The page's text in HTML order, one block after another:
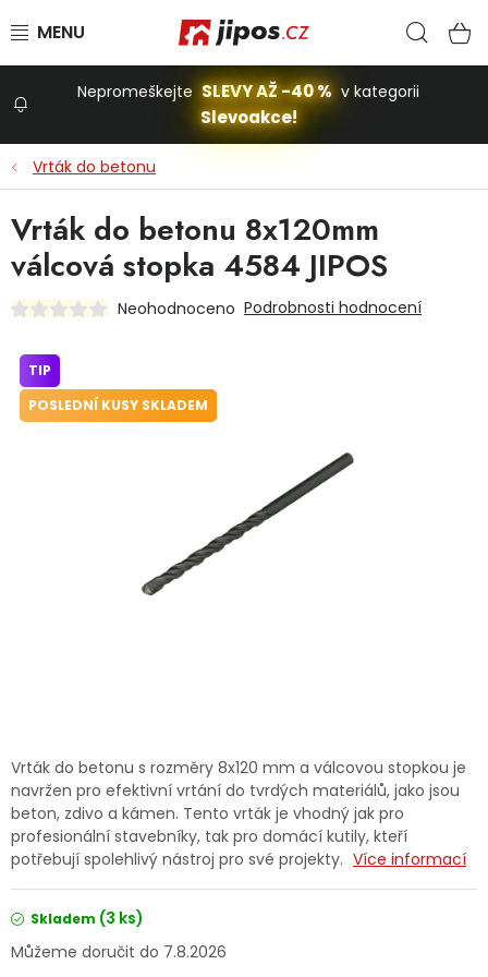
Stavba a dům
Domácnost
Autodoplňky
Fotovoltaika
Výprodej
Značky
Nepromeškejte SLEVY AŽ -40 % v kategorii
Slevoakce!
Vrták do betonu
Vrták do betonu s rozměry 8x120 mm a válcovou stopkou je
navržen pro efektivní vrtání do tvrdých materiálů, jako jsou
beton, zdivo a kámen. Tento vrták je vhodný jak pro
profesionální stavebníky, tak pro domácí kutily, kteří
potřebují spolehlivý nástroj pro své projekty. Více informací
Skladem (3 ks)
7.8.2026
Vrták do betonu 8x120mm
válcová stopka 4584 JIPOS
Neohodnoceno Podrobnosti hodnocení
TIP
POSLEDNÍ KUSY SKLADEM